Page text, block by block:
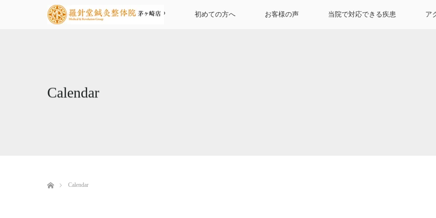
TOP 初めての方へ お客様の声 当院で対応できる疾患 ア
Calendar
Calendar